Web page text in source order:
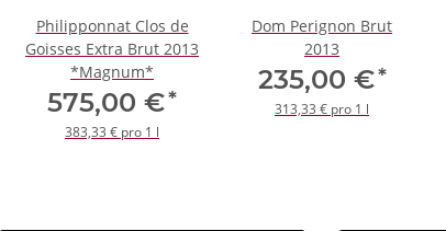
Philipponnat Clos de
Goisses Extra Brut 2013
*Magnum*
575,00 €*
383,33 € pro 1 l
Dom Perignon Brut
2013
235,00 €*
313,33 € pro 1 l